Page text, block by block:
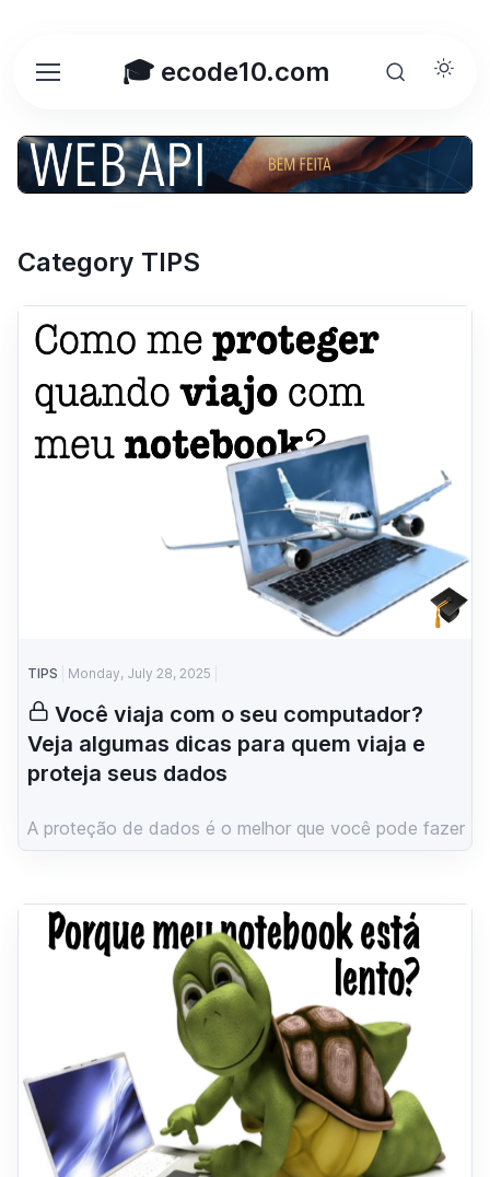
🎓 ecode10.com
Category TIPS
TIPS Monday, July 28, 2025
Você viaja com o seu computador?
Veja algumas dicas para quem viaja e
proteja seus dados
A proteção de dados é o melhor que você pode fazer